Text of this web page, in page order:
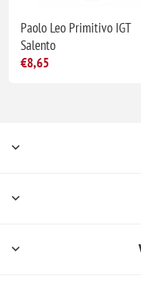
Paolo Leo Primitivo IGT
Salento
€8,65